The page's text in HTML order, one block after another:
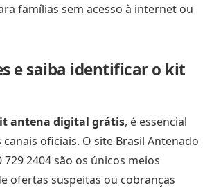
famílias sem acesso à internet ou
e saiba identificar o kit
antena digital grátis, é essencial
oficiais. O site Brasil Antenado
2404 são os únicos meios
ofertas suspeitas ou cobranças